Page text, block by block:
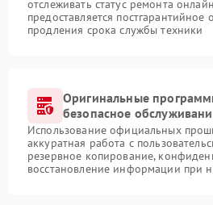
отслеживать статус ремонта
предоставляется постгарантийное
продления срока службы техники
Оригинальные
безопасное
Использование официальных
аккуратная работа с
резервное копирование,
восстановление информации при